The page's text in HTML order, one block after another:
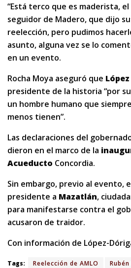
“Está terco que es maderista,
seguidor de Madero, que dijo
reelección, pero pudimos
asunto, alguna vez se lo
en un evento.
Rocha Moya aseguró que
presidente de la historia “por
un hombre humano que
menos tienen”.
Las declaraciones del
dieron en el marco de la
Acueducto Concordia.
Sin embargo, previo al evento,
presidente a Mazatlán,
para manifestarse contra el
acusaron de traidor.
Con información de López-
Tags: Reelección de AMLO